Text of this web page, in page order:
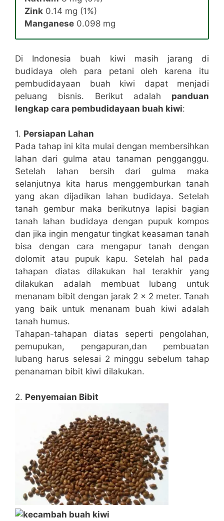
Zink 0.14 mg (1%)
Manganese 0.098 mg
Di Indonesia buah kiwi masih jarang di
budidaya oleh para petani oleh karena itu
pembudidayaan buah kiwi dapat menjadi
peluang bisnis. Berikut adalah panduan
lengkap cara pembudidayaan buah kiwi:
1. Persiapan Lahan
Pada tahap ini kita mulai dengan membersihkan
lahan dari gulma atau tanaman pengganggu.
Setelah lahan bersih dari gulma maka
selanjutnya kita harus menggemburkan tanah
yang akan dijadikan lahan budidaya. Setelah
tanah gembur maka berikutnya lapisi bagian
tanah lahan budidaya dengan pupuk kompos
dan jika ingin mengatur tingkat keasaman tanah
bisa dengan cara mengapur tanah dengan
dolomit atau pupuk kapu. Setelah hal pada
tahapan diatas dilakukan hal terakhir yang
dilakukan adalah membuat lubang untuk
menanam bibit dengan jarak 2 x 2 meter. Tanah
yang baik untuk menanam buah kiwi adalah
tanah humus.
Tahapan-tahapan diatas seperti pengolahan,
pemupukan, pengapuran,dan pembuatan
lubang harus selesai 2 minggu sebelum tahap
penanaman bibit kiwi dilakukan.
2. Penyemaian Bibit